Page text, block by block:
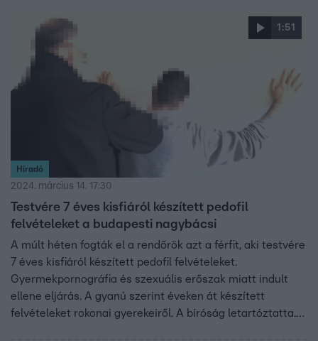
Puzsér Róbert rajongóinak. A rapper egyébként szereti az
ilyen párbajokat, de szerinte 69 éves anyjának és
fogyatékos testvérének gyalázásával Puzsér átlépett egy
határt.
1:51
Híradó
2024. március 14. 17:30
Testvére 7 éves kisfiáról készített pedofil
felvételeket a budapesti nagybácsi
A múlt héten fogták el a rendőrök azt a férfit, aki testvére
7 éves kisfiáról készített pedofil felvételeket.
Gyermekpornográfia és szexuális erőszak miatt indult
ellene eljárás. A gyanú szerint éveken át készített
felvételeket rokonai gyerekeiről. A bíróság letartóztatta.